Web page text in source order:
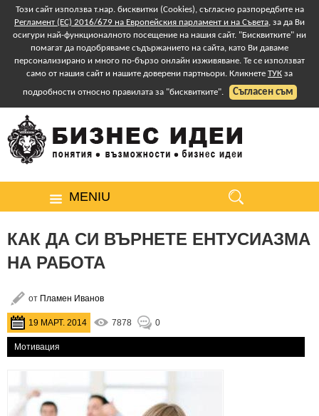
Този сайт използва т.нар. бисквитки (Cookies), съгласно разпоредбите на
Регламент (ЕС) 2016/679 на Европейския парламент и на Съвета, за да Ви
осигури най-функционалното посещение на нашия сайт. "Бисквитките" ни
помагат да подобряваме съдържанието на сайта, като Ви даваме
персонализирано и много по-бързо онлайн изживяване. Те се използват
само от нашия сайт и нашите доверени партньори. Кликнете ТУК за
подробности относно правилата за "бисквитките".
Съгласен съм
MENIU
КАК ДА СИ ВЪРНЕТЕ ЕНТУСИАЗМА
НА РАБОТА
от Пламен Иванов
7878 0
19 МАРТ. 2014
Мотивация